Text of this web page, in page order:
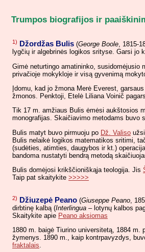
Trumpos biografijos ir
1) Džordžas Bulis (George Boole, 1815-
lygčių ir algebrinės logikos srityse. Garsi jo
Gimė neturtingo amatininko, susidomėjusio
privačioje mokykloje ir visą gyvenimą
Įdomu, kad jo žmona Merė Everest,
žmonos. Penktoji, Etelė Liliana Voinič
Tik 17 m. amžiaus Bulis ėmėsi aukštosios
monografijas. Skaičiavimo metodams buvo
Bulis matyt buvo pirmuoju po Dž. Valiso
Bulis nelaikė logikos matematikos sritimi,
(sudėties, atimties, daugybos ir kt.)
bandoma nustatyti bendrą metodą
Bulis domėjosi krikščioniškąja teologija. Jis
Taip pat skaitykite >>>>>
2) Džiuzepė Peano (Giuseppe Peano,
dirbtinę kalbą (Interlingua – lotynų kalbos
Skaitykite apie Peano aksiomas
1880 m. baigė Tiurino universitetą, 1884
žymenys. 1890 m., kaip kontrpavyzdys,
fraktalais.